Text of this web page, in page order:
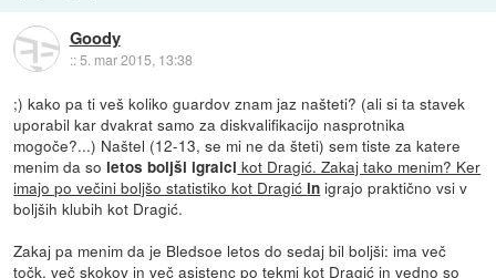
Goody
::5. mar 2015, 13:38
;) kako pa ti veš koliko guardov znam jaz našteti? (ali si ta stavek
uporabil kar dvakrat samo za diskvalifikacijo nasprotnika
mogoče?...) Naštel (12-13, se mi ne da šteti) sem tiste za katere
menim da so letos boljši igralci kot Dragić. Zakaj tako menim? Ker
imajo po večini boljšo statistiko kot Dragić in igrajo praktično vsi v
boljših klubih kot Dragić.
Zakaj pa menim da je Bledsoe letos do sedaj bil boljši: ima več
točk, več skokov in več asistenc po tekmi kot Dragić in vedno so